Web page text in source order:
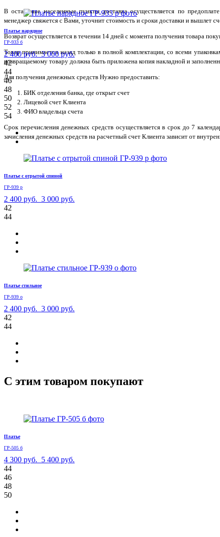
В остальные населенные пункты доставка осуществляется по
менеджер свяжется с Вами, уточнит стоимость и сроки доставки и вышлет
Возврат осуществляется в течении 14 дней с момента получения товара
Товар принимается назад только в полной комплектации, со всеми
возвращаемому товару должна быть приложена копия накладной и
Для получения денежных средств Нужно предоставить:
БИК отделения банка, где открыт счет
Лицевой счет Клиента
ФИО владельца счета
Срок перечисления денежных средств осуществляется в срок до 7
зачисления денежных средств на расчетный счет Клиента зависит от
Платье нарядное
ГР-933 б
2 400 руб. 3 000 руб.
42
44
46
48
50
52
54
Платье с отрытой спиной
ГР-939 р
2 400 руб. 3 000 руб.
42
44
Платье стильное
ГР-939 о
2 400 руб. 3 000 руб.
42
44
С этим товаром покупают
Платье
ГР-505 б
4 300 руб. 5 400 руб.
44
46
48
50